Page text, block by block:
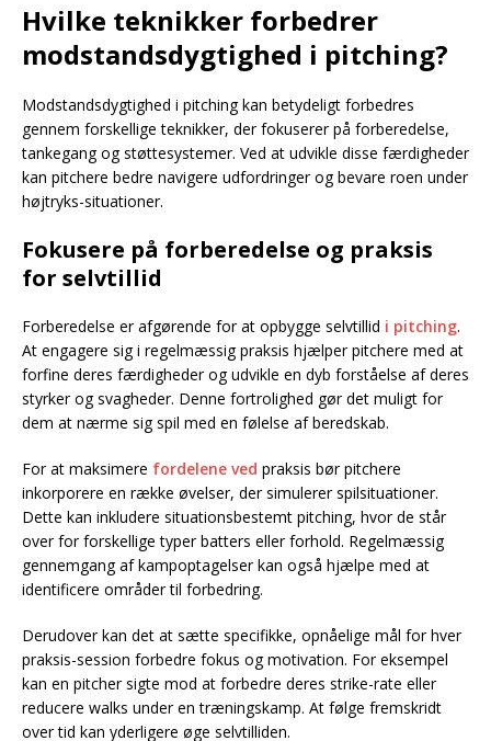
Hvilke teknikker forbedrer
modstandsdygtighed i pitching?
Modstandsdygtighed i pitching kan betydeligt forbedres
gennem forskellige teknikker, der fokuserer på forberedelse,
tankegang og støttesystemer. Ved at udvikle disse færdigheder
kan pitchere bedre navigere udfordringer og bevare roen under
højtryks-situationer.
Fokusere på forberedelse og praksis
for selvtillid
Forberedelse er afgørende for at opbygge selvtillid i pitching.
At engagere sig i regelmæssig praksis hjælper pitchere med at
forfine deres færdigheder og udvikle en dyb forståelse af deres
styrker og svagheder. Denne fortrolighed gør det muligt for
dem at nærme sig spil med en følelse af beredskab.
For at maksimere fordelene ved praksis bør pitchere
inkorporere en række øvelser, der simulerer spilsituationer.
Dette kan inkludere situationsbestemt pitching, hvor de står
over for forskellige typer batters eller forhold. Regelmæssig
gennemgang af kampoptagelser kan også hjælpe med at
identificere områder til forbedring.
Derudover kan det at sætte specifikke, opnåelige mål for hver
praksis-session forbedre fokus og motivation. For eksempel
kan en pitcher sigte mod at forbedre deres strike-rate eller
reducere walks under en træningskamp. At følge fremskridt
over tid kan yderligere øge selvtilliden.